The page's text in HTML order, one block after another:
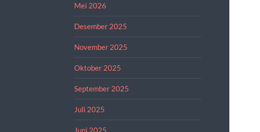
Mei 2026
Desember 2025
November 2025
Oktober 2025
September 2025
Juli 2025
Juni 2025